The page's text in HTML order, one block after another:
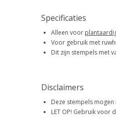
Specificaties
Alleen voor
Voor gebruik met
Dit zijn stempels met
Disclaimers
Deze stempels
LET OP! Gebruik voor